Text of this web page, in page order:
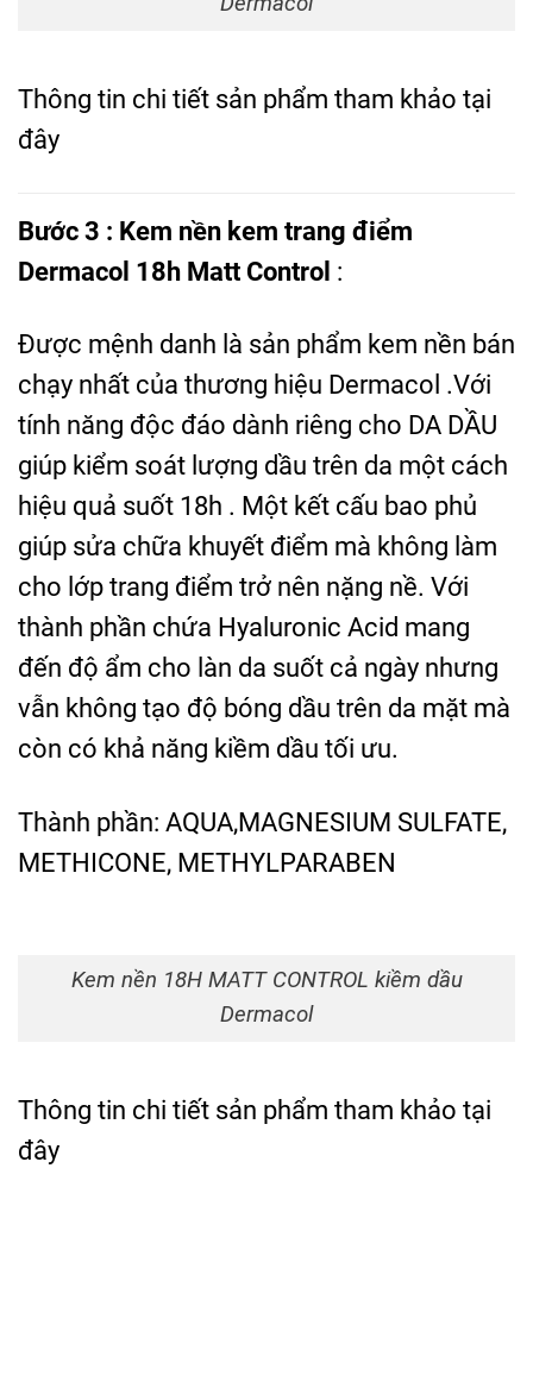
Thông tin chi tiết sản phẩm tham khảo tại
đây
Bước 3 : Kem nền kem trang điểm
Dermacol 18h Matt Control :
Được mệnh danh là sản phẩm kem nền bán
chạy nhất của thương hiệu Dermacol .Với
tính năng độc đáo dành riêng cho DA DẦU
giúp kiểm soát lượng dầu trên da một cách
hiệu quả suốt 18h . Một kết cấu bao phủ
giúp sửa chữa khuyết điểm mà không làm
cho lớp trang điểm trở nên nặng nề. Với
thành phần chứa Hyaluronic Acid mang
đến độ ẩm cho làn da suốt cả ngày nhưng
vẫn không tạo độ bóng dầu trên da mặt mà
còn có khả năng kiềm dầu tối ưu.
Thành phần: AQUA,MAGNESIUM SULFATE,
METHICONE, METHYLPARABEN
Kem nền 18H MATT CONTROL kiềm dầu
Dermacol
Thông tin chi tiết sản phẩm tham khảo tại
đây